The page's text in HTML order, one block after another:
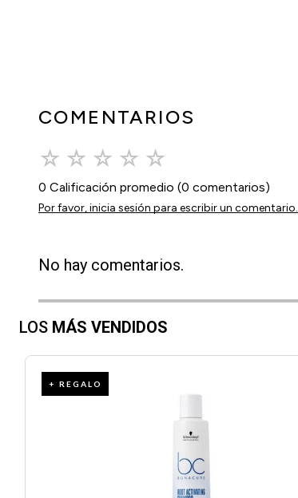
COMENTARIOS
☆ ☆ ☆ ☆ ☆
0 Calificación promedio (0 comentarios)
Por favor, inicia sesión para escribir un comentario.
No hay comentarios.
LOS MÁS VENDIDOS
+ REGALO